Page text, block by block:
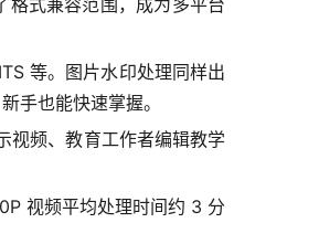
式兼容范围，成为多平台
等。图片水印处理同样出
手也能快速掌握。
视频、教育工作者编辑教学
视频平均处理时间约 3 分